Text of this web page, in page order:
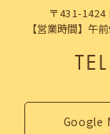
〒431-1424
【営業時間】午
TEL
Google